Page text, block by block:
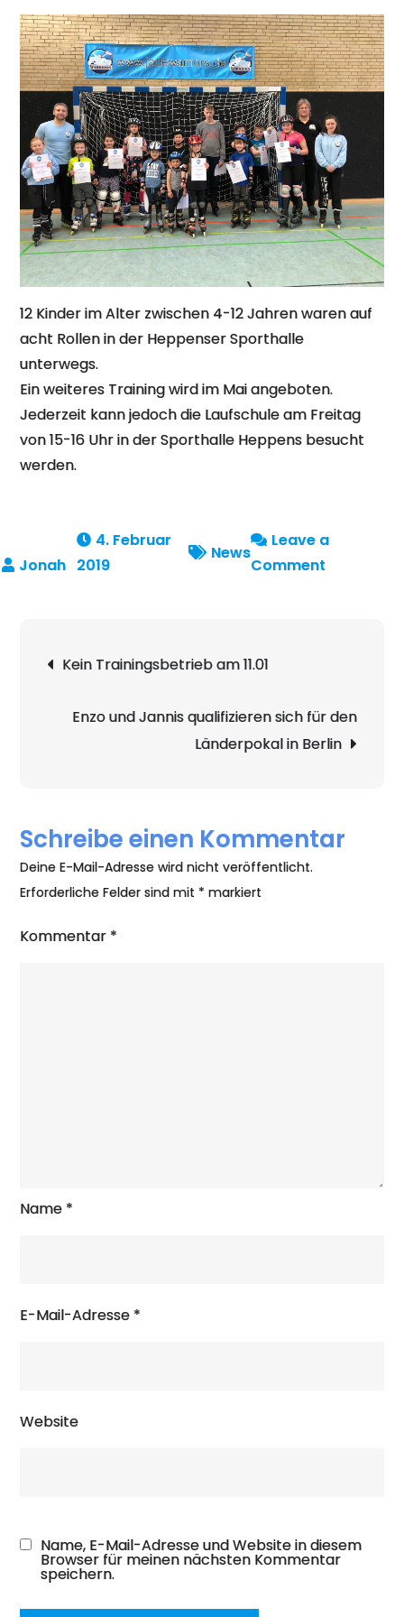
12 Kinder im Alter zwischen 4-12 Jahren waren auf
acht Rollen in der Heppenser Sporthalle
unterwegs.
Ein weiteres Training wird im Mai angeboten.
Jederzeit kann jedoch die Laufschule am Freitag
von 15-16 Uhr in der Sporthalle Heppens besucht
werden.
4. Februar
2019
News
Leave a
Comment
Erfolg!
Kein Trainingsbetrieb am 11.01
Enzo und Jannis qualifizieren sich für den
Länderpokal in Berlin
Schreibe einen Kommentar
Deine E-Mail-Adresse wird nicht veröffentlicht.
Erforderliche Felder sind mit * markiert
Kommentar *
Name *
E-Mail-Adresse *
Website
Name, E-Mail-Adresse und Website in diesem
Browser für meinen nächsten Kommentar
speichern.